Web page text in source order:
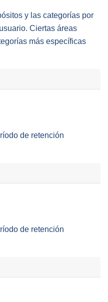
y las categorías por
Ciertas áreas
más específicas
de retención
de retención